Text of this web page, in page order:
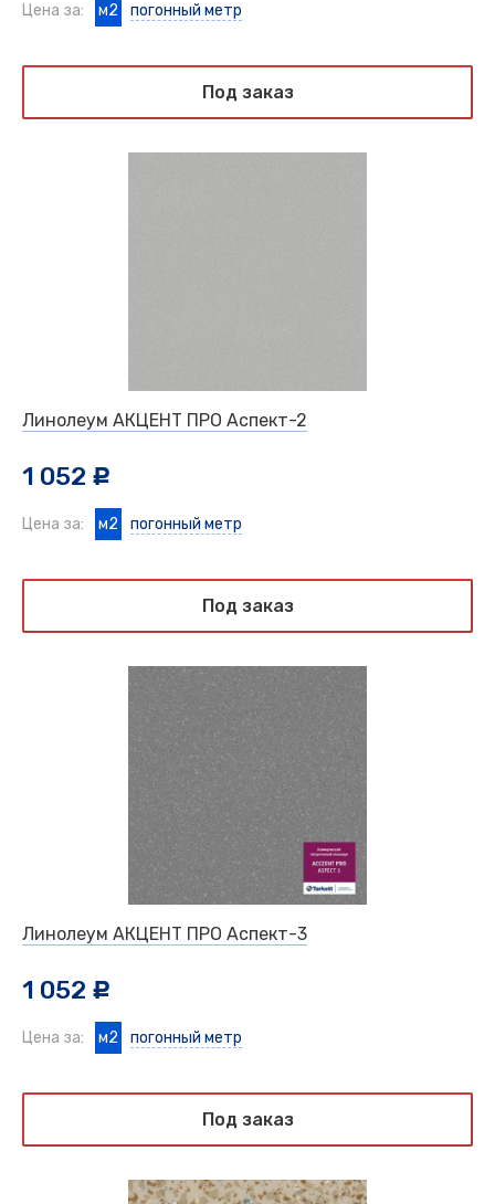
Цена за: м2 погонный метр
Под заказ
Линолеум АКЦЕНТ ПРО Аспект-2
1 052 c
Цена за: м2 погонный метр
Под заказ
Линолеум АКЦЕНТ ПРО Аспект-3
1 052 c
Цена за: м2 погонный метр
Под заказ